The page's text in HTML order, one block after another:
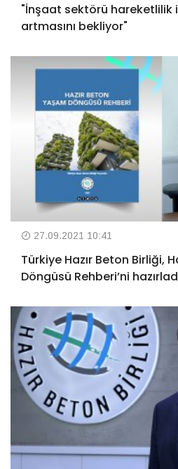
"İnşaat sektörü hareketlilik
artmasını bekliyor"
27.09.2021 10:41
Türkiye Hazır Beton Birliği,
Döngüsü Rehberi’ni